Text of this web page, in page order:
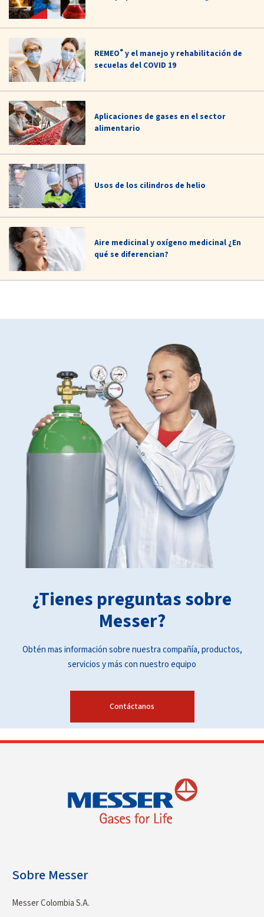
REMEO®y el manejo y rehabilitación de
secuelas del COVID 19
Aplicaciones de gases en el sector
alimentario
Usos de los cilindros de helio
Aire medicinal y oxígeno medicinal ¿En
qué se diferencian?
¿Tienes preguntas sobre
Messer?
Obtén mas información sobre nuestra compañía, productos,
servicios y más con nuestro equipo
Contáctanos
Sobre Messer
Messer Colombia S.A.